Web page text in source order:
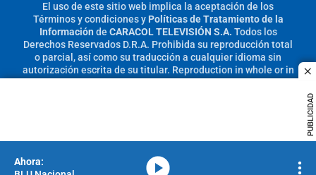
PUBLICIDAD
El uso de este sitio web implica la aceptación de los
Términos y condicionesy Políticas de Tratamiento de la
Información de CARACOL TELEVISIÓN S.A. Todos los
Derechos Reservados D.R.A. Prohibida su reproducción total
o parcial, así como su traducción a cualquier idioma sin
autorización escrita de su titular. Reproduction in whole or in